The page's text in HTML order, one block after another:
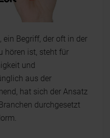
Begriff, der oft in der
hören ist, steht für
und
aus der
hat sich der Ansatz
durchgesetzt